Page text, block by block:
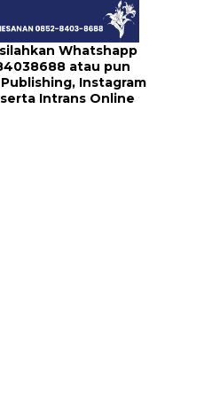
Whatshapp
atau pun
, Instagram
serta Intrans Online